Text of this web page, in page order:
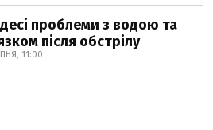
проблеми з водою та
після обстрілу
11:00